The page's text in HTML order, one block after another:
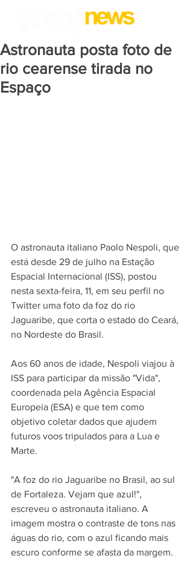
Astronauta posta foto de
rio cearense tirada no
Espaço
O astronauta italiano Paolo Nespoli, que
está desde 29 de julho na Estação
Espacial Internacional (ISS), postou
nesta sexta-feira, 11, em seu perfil no
Twitter uma foto da foz do rio
Jaguaribe, que corta o estado do Ceará,
no Nordeste do Brasil.
Aos 60 anos de idade, Nespoli viajou à
ISS para participar da missão "Vida",
coordenada pela Agência Espacial
Europeia (ESA) e que tem como
objetivo coletar dados que ajudem
futuros voos tripulados para a Lua e
Marte.
"A foz do rio Jaguaribe no Brasil, ao sul
de Fortaleza. Vejam que azul!",
escreveu o astronauta italiano. A
imagem mostra o contraste de tons nas
águas do rio, com o azul ficando mais
escuro conforme se afasta da margem.